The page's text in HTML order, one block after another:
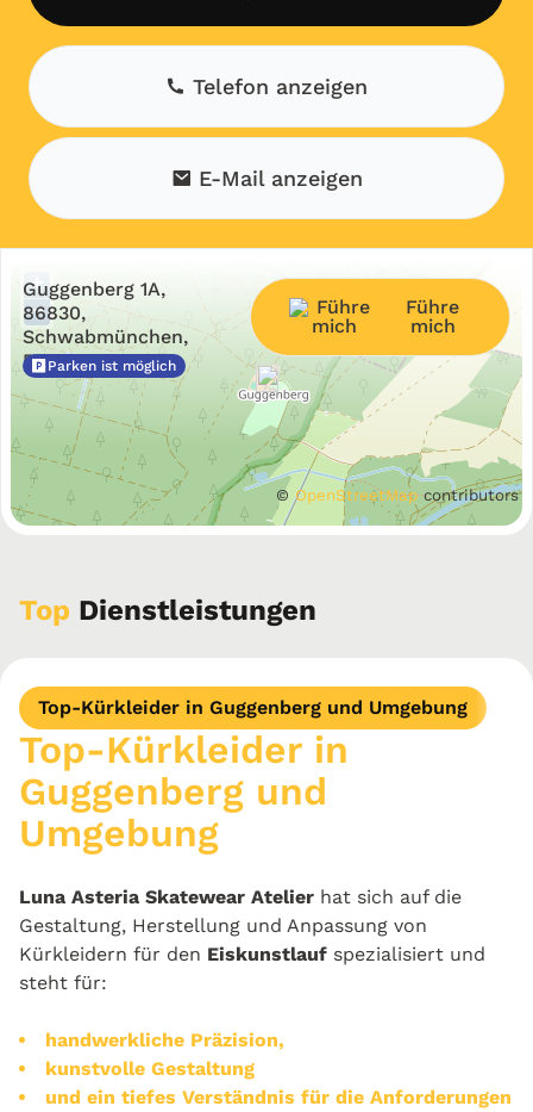
Telefon anzeigen
E-Mail anzeigen
+
−
©OpenStreetMapcontributors
Guggenberg 1A,
86830,
Schwabmünchen,
Bayern
Parken ist möglich
Führe
mich
Top Dienstleistungen
Top-Kürkleider in Guggenberg und Umgebung
Top-Kürkleider in
Guggenberg und
Umgebung
Luna Asteria Skatewear Atelier hat sich auf die
Gestaltung, Herstellung und Anpassung von
Kürkleidern für den Eiskunstlauf spezialisiert und
steht für:
handwerkliche Präzision,
kunstvolle Gestaltung
und ein tiefes Verständnis für die Anforderungen